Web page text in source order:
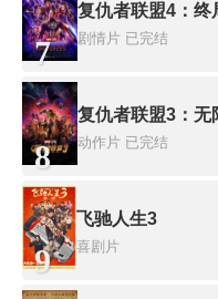
7
复仇者联盟4：终
剧情片 已完结
8
复仇者联盟3：无
动作片 已完结
9
飞驰人生3
喜剧片